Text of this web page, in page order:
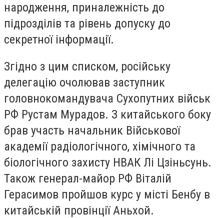
народження, приналежність до
підрозділів та рівень допуску до
секретної інформації.
Згідно з цим списком, російську
делегацію очолював заступник
головнокомандувача Сухопутних військ
РФ Рустам Мурадов. З китайського боку
брав участь начальник Військової
академії радіологічного, хімічного та
біологічного захисту НВАК Лі Цзіньсунь.
Також генерал-майор РФ Віталій
Герасимов пройшов курс у місті Бенбу в
китайській провінції Аньхой.